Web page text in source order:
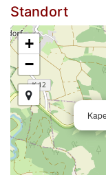
Standort
+
−